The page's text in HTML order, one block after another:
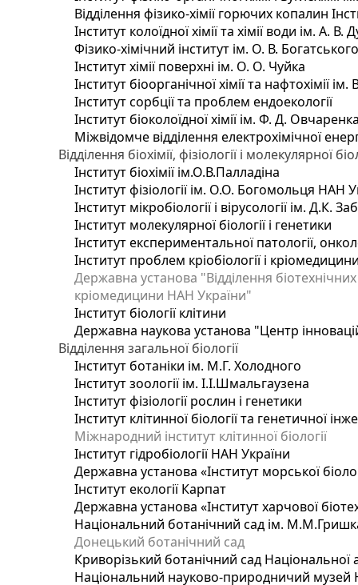
Відділення фізико-хімії горючих копалин
Інститут колоїдної хімії та хімії води ім. А.
Фізико-хімічний інститут ім. О. В.
Інститут хімії поверхні ім. О. О. Чуйка
Інститут біоорганічної хімії та нафтохімії
Інститут сорбції та проблем ендоекології
Інститут біоколоїдної хімії ім. Ф. Д.
Міжвідомче відділення електрохімічної
Відділення біохімії, фізіології і молекулярної
Інститут біохімії ім.О.В.Палладіна
Інститут фізіології ім. О.О. Богомольця НАН
Інститут мікробіології і вірусології ім. Д.К.
Інститут молекулярної біології і генетики
Інститут експериментальної патології,
Інститут проблем кріобіології і
Державна установа "Відділення
кріомедицини НАН України"
Інститут біології клітини
Державна наукова установа "Центр
Відділення загальної біології
Інститут ботаніки ім. М.Г. Холодного
Інститут зоології ім. І.І.Шмальгаузена
Інститут фізіології рослин і генетики
Інститут клітинної біології та генетичної
Міжнародний інститут клітинної біології
Інститут гідробіології НАН України
Державна установа «Інститут морської
Інститут екології Карпат
Державна установа «Інститут харчової
Національний ботанічний сад ім.
Донецький ботанічний сад
Криворізький ботанічний сад Національної
Національний науково-природничий музей